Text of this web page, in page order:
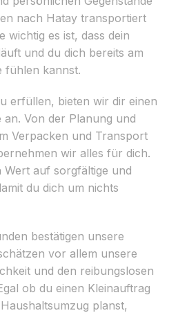
nach Hatay transportiert
wichtig es ist, dass dein
und du dich bereits am
fühlen kannst.
erfüllen, bieten wir dir einen
Von der Planung und
Verpacken und Transport
wir alles für dich.
auf sorgfältige und
du dich um nichts
bestätigen unsere
vor allem unsere
und den reibungslosen
ob du einen Kleinauftrag
planst,